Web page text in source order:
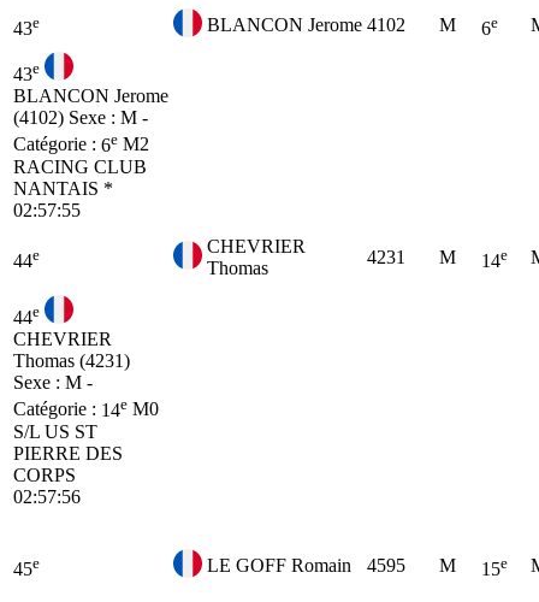
43e BLANCON Jerome 4102 M 6e
43e
BLANCON Jerome
(4102) Sexe : M -
Catégorie : 6e M2
RACING CLUB
NANTAIS *
02:57:55
44e
CHEVRIER
Thomas
4231 M 14e
44e
CHEVRIER
Thomas (4231)
Sexe : M -
Catégorie : 14e M0
S/L US ST
PIERRE DES
CORPS
02:57:56
45e LE GOFF Romain 4595 M 15e